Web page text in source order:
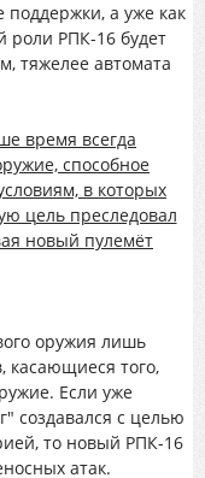
поддержки, а уже как
роли РПК-16 будет
тяжелее автомата
время всегда
способное
в которых
цель преследовал
новый пулемёт
оружия лишь
касающиеся того,
Если уже
создавался с целью
то новый РПК-16
атак.